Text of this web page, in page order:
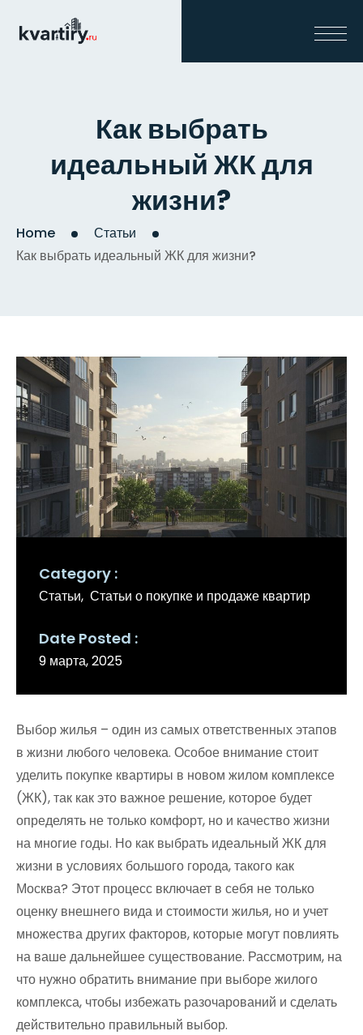
Как выбрать
идеальный ЖК для
жизни?
Home
Статьи
Как выбрать идеальный ЖК для жизни?
Category
Статьи Статьи о покупке и продаже квартир
Date Posted
9 марта, 2025
Выбор жилья – один из самых ответственных этапов
в жизни любого человека. Особое внимание стоит
уделить покупке квартиры в новом жилом комплексе
(ЖК), так как это важное решение, которое будет
определять не только комфорт, но и качество жизни
на многие годы. Но как выбрать идеальный ЖК для
жизни в условиях большого города, такого как
Москва? Этот процесс включает в себя не только
оценку внешнего вида и стоимости жилья, но и учет
множества других факторов, которые могут повлиять
на ваше дальнейшее существование. Рассмотрим, на
что нужно обратить внимание при выборе жилого
комплекса, чтобы избежать разочарований и сделать
действительно правильный выбор.